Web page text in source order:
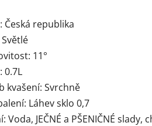
Česká republika
Světlé
11°
0.7L
kvašení: Svrchně
Láhev sklo 0,7
Voda, JEČNÉ a PŠENIČNÉ